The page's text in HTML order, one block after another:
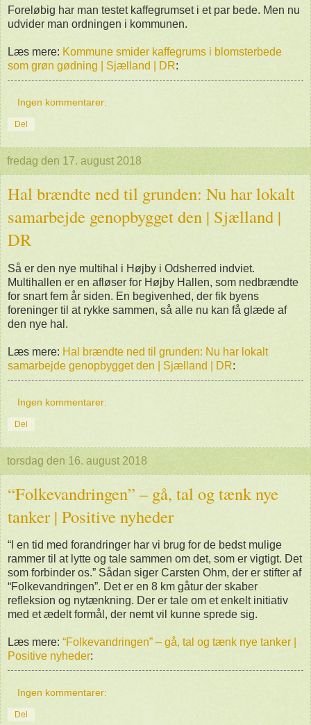
Foreløbig har man testet kaffegrumset i et par bede. Men nu
udvider man ordningen i kommunen.
Læs mere: Kommune smider kaffegrums i blomsterbede
som grøn gødning | Sjælland | DR:
Ingen kommentarer:
Del
fredag den 17. august 2018
Hal brændte ned til grunden: Nu har lokalt
samarbejde genopbygget den | Sjælland |
DR
Så er den nye multihal i Højby i Odsherred indviet.
Multihallen er en afløser for Højby Hallen, som nedbrændte
for snart fem år siden. En begivenhed, der fik byens
foreninger til at rykke sammen, så alle nu kan få glæde af
den nye hal.
Læs mere: Hal brændte ned til grunden: Nu har lokalt
samarbejde genopbygget den | Sjælland | DR:
Ingen kommentarer:
Del
torsdag den 16. august 2018
“Folkevandringen” – gå, tal og tænk nye
tanker | Positive nyheder
“I en tid med forandringer har vi brug for de bedst mulige
rammer til at lytte og tale sammen om det, som er vigtigt. Det
som forbinder os.” Sådan siger Carsten Ohm, der er stifter af
“Folkevandringen”. Det er en 8 km gåtur der skaber
refleksion og nytænkning. Der er tale om et enkelt initiativ
med et ædelt formål, der nemt vil kunne sprede sig.
Læs mere: “Folkevandringen” – gå, tal og tænk nye tanker |
Positive nyheder:
Ingen kommentarer:
Del